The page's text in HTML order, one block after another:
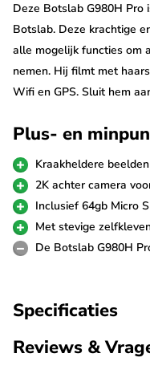
Deze Botslab G980H Pro
Botslab. Deze krachtige
alle mogelijk functies om
nemen. Hij filmt met
Wifi en GPS. Sluit hem
bent.
Sony Starvis
De Botslab G980H Pro
van de Sony
garanderen de scherpste
De Botslab G980H Pro
Plus- en
Kraakheldere
2K achter camera
Inclusief 64gb Micro
Met stevige
De Botslab G980H
Specificaties
Reviews &